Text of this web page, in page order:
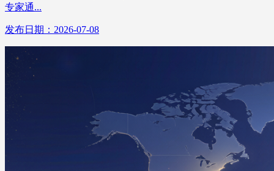
专家通...
发布日期：2026-07-08